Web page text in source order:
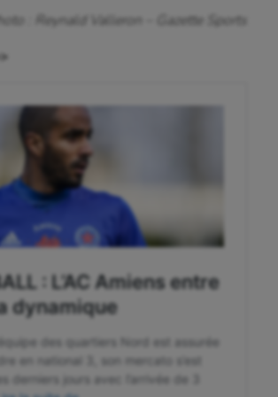
artistique
: Reynald Valleron – Gazette Sports